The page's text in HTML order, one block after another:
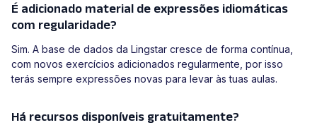
É adicionado material de expressões idiomáticas
com regularidade?
Sim. A base de dados da Lingstar cresce de forma contínua,
com novos exercícios adicionados regularmente, por isso
terás sempre expressões novas para levar às tuas aulas.
Há recursos disponíveis gratuitamente?